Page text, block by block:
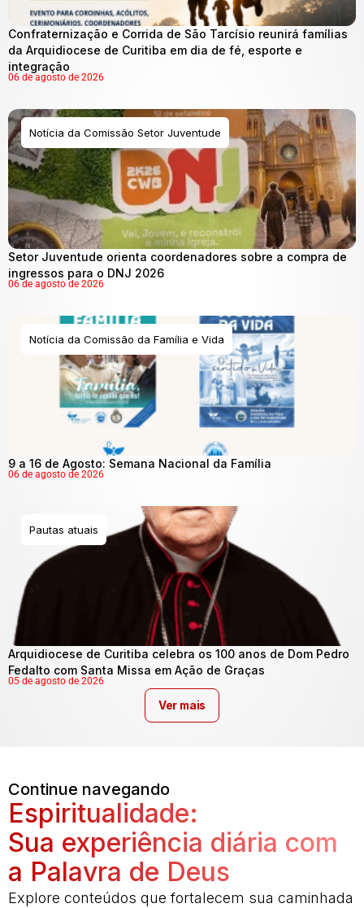
Confraternização e Corrida de São Tarcísio reunirá famílias
da Arquidiocese de Curitiba em dia de fé, esporte e
integração
06 de agosto de 2026
Notícia da Comissão Setor Juventude
Setor Juventude orienta coordenadores sobre a compra de
ingressos para o DNJ 2026
06 de agosto de 2026
Notícia da Comissão da Família e Vida
9 a 16 de Agosto: Semana Nacional da Família
06 de agosto de 2026
Pautas atuais
Arquidiocese de Curitiba celebra os 100 anos de Dom Pedro
Fedalto com Santa Missa em Ação de Graças
05 de agosto de 2026
Ver mais
Continue navegando
Espiritualidade:
Sua experiência diária com
a Palavra de Deus
Explore conteúdos que fortalecem sua caminhada